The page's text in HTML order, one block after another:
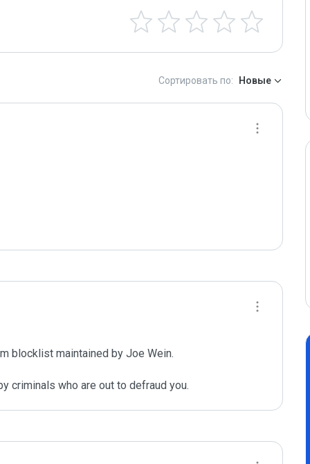
Сортировать по: Новые
blocklist maintained by Joe Wein.
criminals who are out to defraud you.